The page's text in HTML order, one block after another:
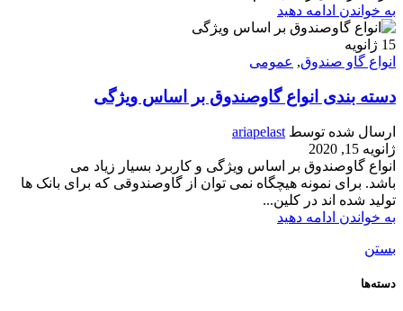
به خواندن ادامه دهید
15 ژانویه
انواع گاو صندوق, عمومی
دسته بندی انواع گاوصندوق بر اساس ویژگی
ارسال شده توسط ariapelast
ژانویه 15, 2020
انواع گاوصندوق بر اساس ویژگی و کاربرد بسیار زیاد می
باشد. برای نمونه هیچگاه نمی توان از گاوصندوقی که برای بانک ها
تولید شده اند در کلین...
به خواندن ادامه دهید
بستن
دسته‌ها